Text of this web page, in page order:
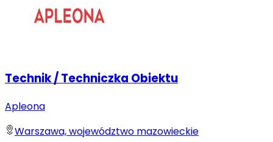
Technik / Techniczka Obiektu
Apleona
Warszawa, województwo mazowieckie